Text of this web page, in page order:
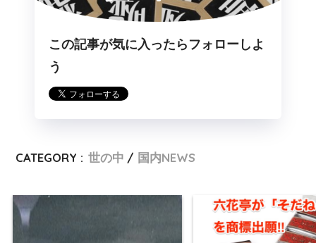
この記事が気に入ったらフォローしよ
う
CATEGORY : 世の中 国内NEWS